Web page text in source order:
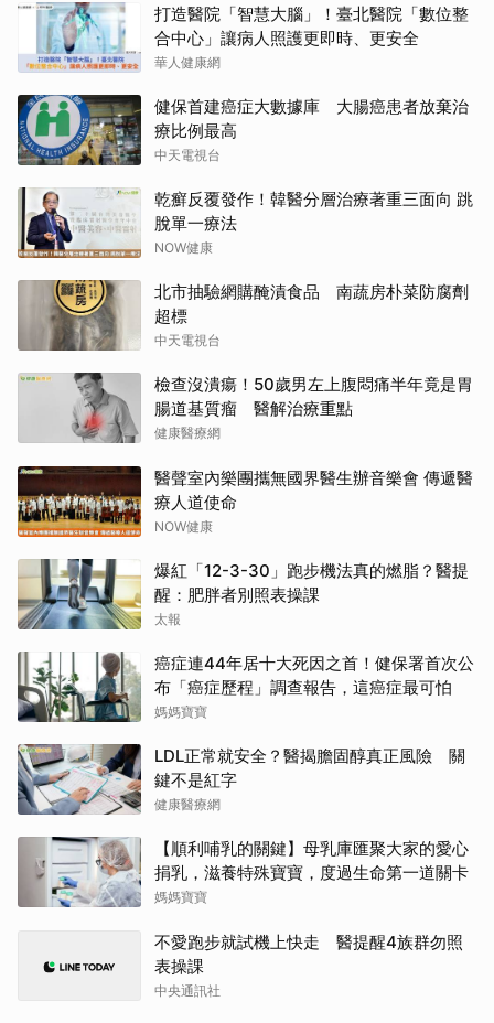
打造醫院「智慧大腦」！臺北醫院「數位整
合中心」讓病人照護更即時、更安全
華人健康網
健保首建癌症大數據庫 大腸癌患者放棄治
療比例最高
中天電視台
乾癬反覆發作！韓醫分層治療著重三面向 跳
脫單一療法
NOW健康
北市抽驗網購醃漬食品 南蔬房朴菜防腐劑
超標
中天電視台
檢查沒潰瘍！50歲男左上腹悶痛半年竟是胃
腸道基質瘤 醫解治療重點
健康醫療網
醫聲室內樂團攜無國界醫生辦音樂會 傳遞醫
療人道使命
NOW健康
爆紅「12-3-30」跑步機法真的燃脂？醫提
醒：肥胖者別照表操課
太報
癌症連44年居十大死因之首！健保署首次公
布「癌症歷程」調查報告，這癌症最可怕
媽媽寶寶
LDL正常就安全？醫揭膽固醇真正風險 關
鍵不是紅字
健康醫療網
【順利哺乳的關鍵】母乳庫匯聚大家的愛心
捐乳，滋養特殊寶寶，度過生命第一道關卡
媽媽寶寶
不愛跑步就試機上快走 醫提醒4族群勿照
表操課
中央通訊社